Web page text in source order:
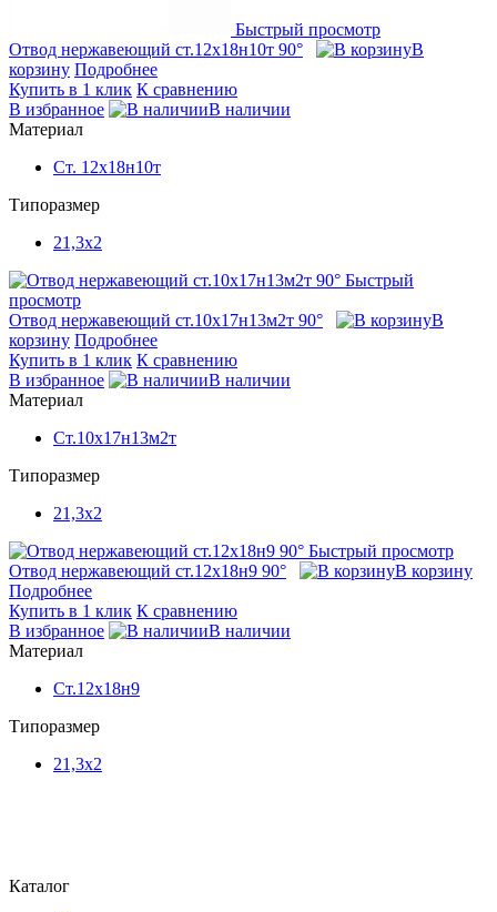
Быстрый просмотр
Отвод нержавеющий ст.12х18н10т 90°
В
корзину Подробнее
Купить в 1 клик К сравнению
В избранное
В наличии
Материал
Ст. 12х18н10т
Типоразмер
21,3x2
Быстрый
просмотр
Отвод нержавеющий ст.10х17н13м2т 90°
В
корзину Подробнее
Купить в 1 клик К сравнению
В избранное
В наличии
Материал
Ст.10х17н13м2т
Типоразмер
21,3x2
Быстрый просмотр
Отвод нержавеющий ст.12х18н9 90°
В корзину
Подробнее
Купить в 1 клик К сравнению
В избранное
В наличии
Материал
Ст.12х18н9
Типоразмер
21,3x2
Каталог